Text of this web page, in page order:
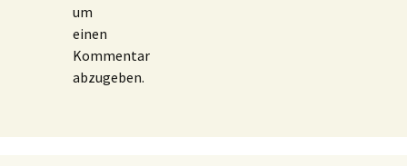
um
einen
Kommentar
abzugeben.